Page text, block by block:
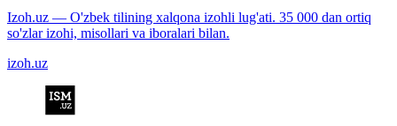
Izoh.uz — O'zbek tilining xalqona izohli lug'ati. 35 000 dan ortiq
so'zlar izohi, misollari va iboralari bilan.
izoh.uz